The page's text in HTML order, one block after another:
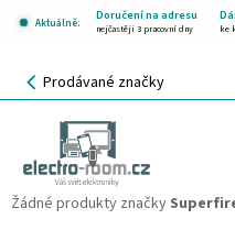
Aktuálně:
Doručení na adresu
nejčastěji 3 pracovní dny ke
NÁKUPNÍ
KOŠÍK
Prodávané značky
Superfire
Žádné produkty značky